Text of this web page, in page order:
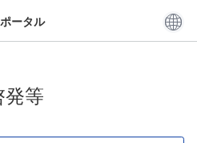
ータル
発等